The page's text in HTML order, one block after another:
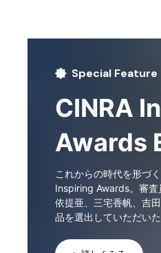
Special Feature
CINRA
Awards
これからの時代を形づ
Inspiring Awards。審査
依提亜、三宅香帆、吉
品を選出していただいた